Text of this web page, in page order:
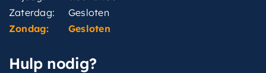
Zaterdag:
Gesloten
Zondag:
Gesloten
Hulp nodig?